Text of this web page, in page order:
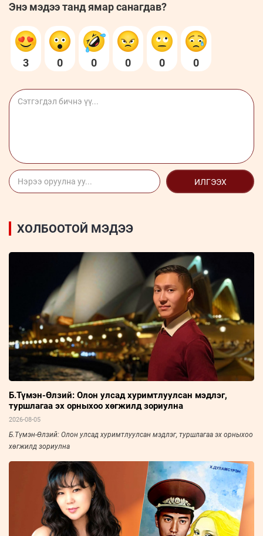
Энэ мэдээ танд ямар санагдав?
3 0 0 0 0 0
ИЛГЭЭХ
ХОЛБООТОЙ МЭДЭЭ
Б.Түмэн-Өлзий: Олон улсад хуримтлуулсан мэдлэг,
туршлагаа эх орныхоо хөгжилд зориулна
2026-08-05
Б.Түмэн-Өлзий: Олон улсад хуримтлуулсан мэдлэг, туршлагаа эх орныхоо
хөгжилд зориулна